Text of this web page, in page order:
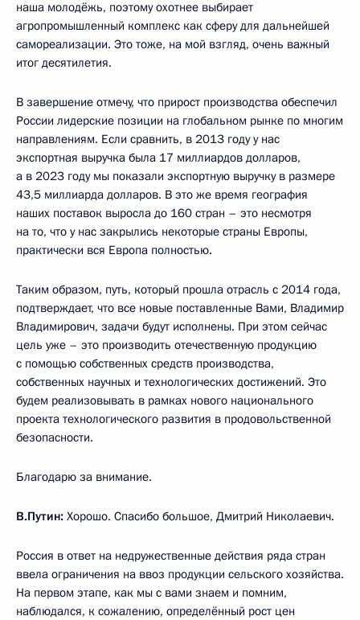
наша молодёжь, поэтому охотнее выбирает
агропромышленный комплекс как сферу для дальнейшей
самореализации. Это тоже, на мой взгляд, очень важный
итог десятилетия.
В завершение отмечу, что прирост производства обеспечил
России лидерские позиции на глобальном рынке по многим
направлениям. Если сравнить, в 2013 году у нас
экспортная выручка была 17 миллиардов долларов,
а в 2023 году мы показали экспортную выручку в размере
43,5 миллиарда долларов. В это же время география
наших поставок выросла до 160 стран – это несмотря
на то, что у нас закрылись некоторые страны Европы,
практически вся Европа полностью.
Таким образом, путь, который прошла отрасль с 2014 года,
подтверждает, что все новые поставленные Вами, Владимир
Владимирович, задачи будут исполнены. При этом сейчас
цель уже – это производить отечественную продукцию
с помощью собственных средств производства,
собственных научных и технологических достижений. Это
будем реализовывать в рамках нового национального
проекта технологического развития в продовольственной
безопасности.
Благодарю за внимание.
В.Путин: Хорошо. Спасибо большое, Дмитрий Николаевич.
Россия в ответ на недружественные действия ряда стран
ввела ограничения на ввоз продукции сельского хозяйства.
На первом этапе, как мы с вами знаем и помним,
наблюдался, к сожалению, определённый рост цен